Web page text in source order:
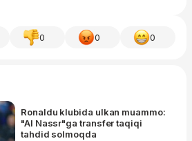
0 0 0
Ronaldu klubida ulkan muammo:
"Al Nassr"ga transfer taqiqi
tahdid solmoqda